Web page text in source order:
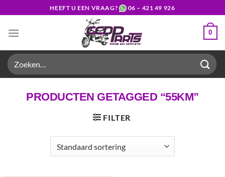
naar
inhoud
HEEFT U EEN VRAAG? 06 – 421 49 926
0
Zoeken
naar:
PRODUCTEN GETAGGED “55KM”
FILTER